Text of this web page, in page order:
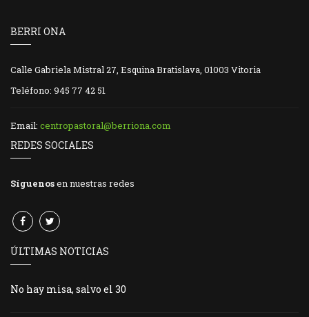
BERRI ONA
Calle Gabriela Mistral 27, Esquina Bratislava, 01003 Vitoria
Teléfono: 945 77 42 51
Email: centropastoral@berriona.com
REDES SOCIALES
Síguenosen nuestras redes
ÚLTIMAS NOTICIAS
No hay misa, salvo el 30